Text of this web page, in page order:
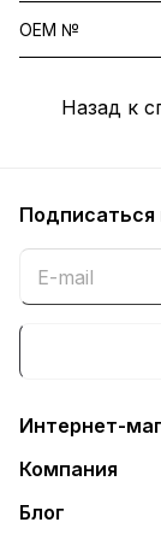
OEM №
Назад к
Подписаться
Интернет-
Компания
Блог